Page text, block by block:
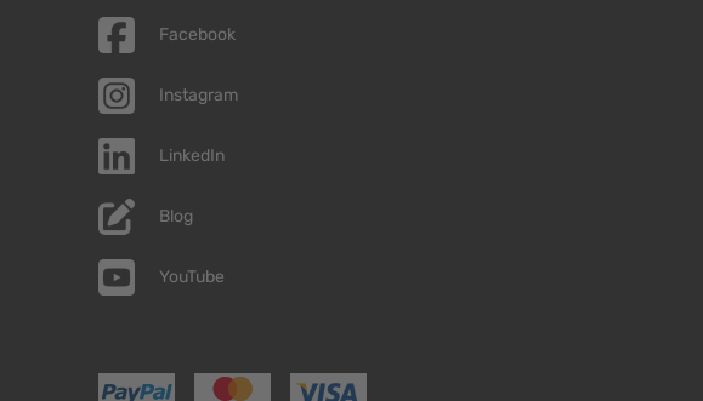
Facebook
Instagram
LinkedIn
Blog
YouTube